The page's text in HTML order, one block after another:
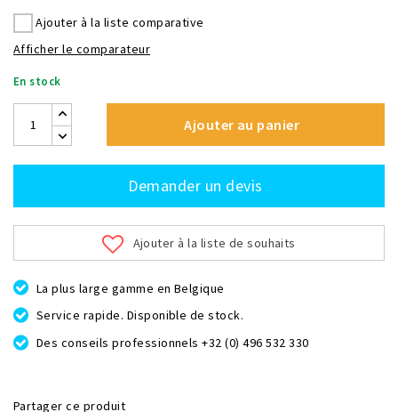
Ajouter à la liste comparative
Afficher le comparateur
En stock
Ajouter au panier
Demander un devis
Ajouter à la liste de souhaits
La plus large gamme en Belgique
Service rapide. Disponible de stock.
Des conseils professionnels +32 (0) 496 532 330
Partager ce produit